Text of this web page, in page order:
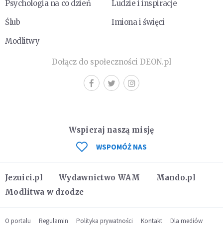
Psychologia na co dzień
Ludzie i inspiracje
Ślub
Imiona i święci
Modlitwy
Dołącz do społeczności DEON.pl
Jezuici.pl Wydawnictwo WAM
Mando.pl
Modlitwa w drodze
Wspieraj naszą misję
WSPOMÓŻ NAS
O portalu Regulamin Polityka prywatności Kontakt Dla mediów